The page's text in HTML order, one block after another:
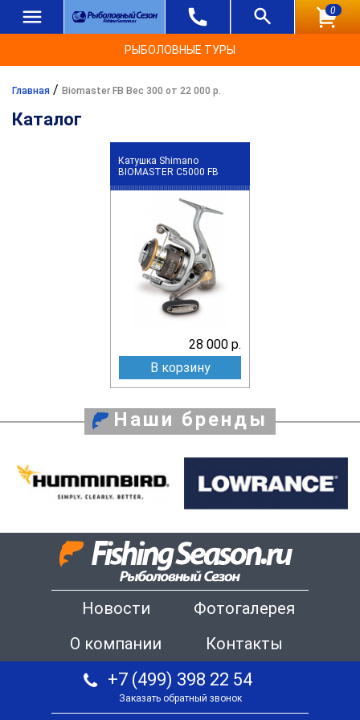
0
РЫБОЛОВНЫЕ ТУРЫ
Главная / Biomaster FB Вес 300 от 22 000 р.
Каталог
Катушка Shimano
BIOMASTER C5000 FB
28 000 р.
В корзину
Наши бренды
Новости
Фотогалерея
О компании
Контакты
+7 (499) 398 22 54
Заказать обратный звонок